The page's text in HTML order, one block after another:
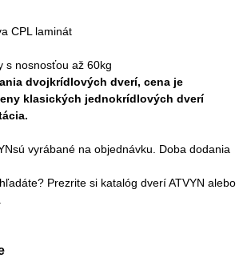
CPL laminát
s nosnosťou až 60kg
dvojkrídlových dverí, cena je
klasických jednokrídlových dverí
vyrábané na objednávku. Doba dodania
Prezrite si katalóg dverí ATVYN alebo